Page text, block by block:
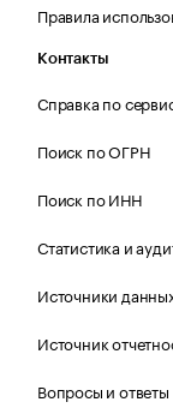
Правила
Контакты
Справка по
Поиск по ОГРН
Поиск по ИНН
Статистика и
Источники
Источник
Вопросы и ответы